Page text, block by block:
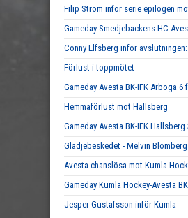
Filip Ström inför serie epilogen
Gameday Smedjebackens HC-
Conny Elfsberg inför
Förlust i toppmötet
Gameday Avesta BK-IFK Arboga 6
Hemmaförlust mot Hallsberg
Gameday Avesta BK-IFK
Glädjebeskedet - Melvin
Avesta chanslösa mot Kumla
Gameday Kumla Hockey-Avesta
Jesper Gustafsson inför Kumla